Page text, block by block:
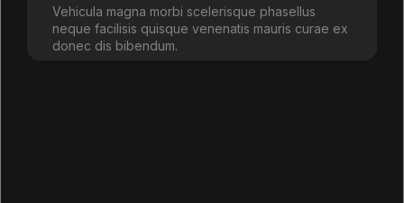
Vehicula magna morbi scelerisque phasellus
neque facilisis quisque venenatis mauris curae ex
donec dis bibendum.